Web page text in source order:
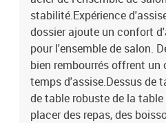
maximale : 110 kgCoussin
tissu (100 % polyester)Matériau de
siège : mousseMatériau de
coton PPDimensions du coussin de
é)Dimensions du coussin de
cm (L x l)L'assemblage est
d'angle9 x coussin de siège10 x
central2 x repose-pied1 x table
stabilité.Expérience
dossier ajoute un confort
pour l'ensemble de salon.
bien rembourrés offrent
temps d'assise.Dessus de
de table robuste de la
placer des repas, des